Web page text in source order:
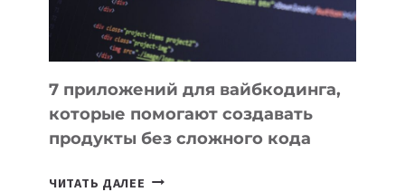
7 приложений для вайбкодинга,
которые помогают создавать
продукты без сложного кода
ЧИТАТЬ ДАЛЕЕ 7